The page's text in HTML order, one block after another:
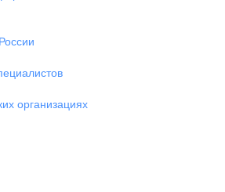
организациях